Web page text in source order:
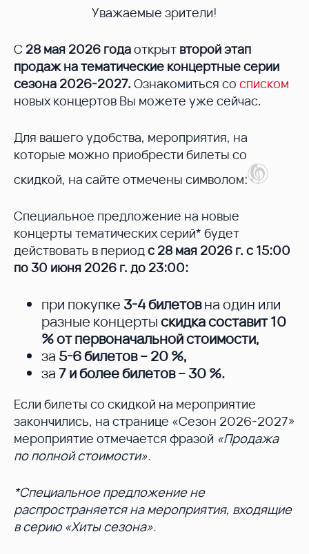
Уважаемые зрители!
С 28 мая 2026 годаоткрыт второй этап
продаж на тематические концертные серии
сезона 2026-2027. Ознакомиться со списком
новых концертов Вы можете уже сейчас.
Для вашего удобства, мероприятия, на
которые можно приобрести билеты со
скидкой, на сайте отмечены символом:
Специальное предложение на новые
концерты тематических серий* будет
действовать в периодс 28 мая 2026 г. с 15:00
по 30 июня 2026 г. до 23:00:
при покупке 3-4 билетовна один или
разные концертыскидка составит 10
%от первоначальной стоимости,
за 5-6 билетов – 20 %,
за7 и более билетов – 30 %.
Если билеты со скидкой на мероприятие
закончились, на странице «Сезон 2026-2027»
мероприятие отмечается фразой «Продажа
по полной стоимости».
*Специальное предложение не
распространяется на мероприятия, входящие
в серию «Хиты сезона».